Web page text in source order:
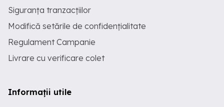
Siguranța tranzacțiilor
Modifică setările de confidențialitate
Regulament Campanie
Livrare cu verificare colet
Informații utile